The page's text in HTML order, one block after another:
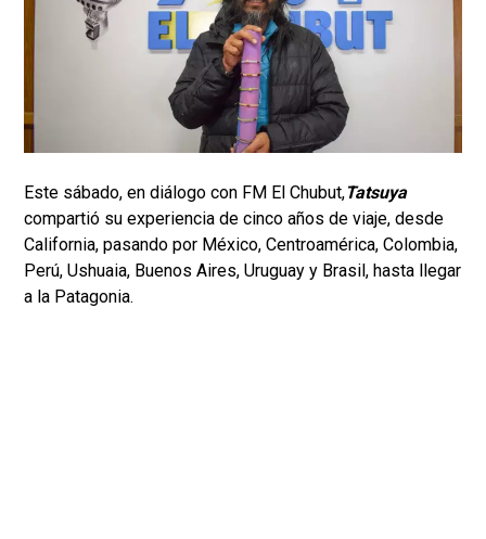
Este sábado, en diálogo con FM El Chubut,Tatsuya
compartió su experiencia de cinco años de viaje, desde
California, pasando por México, Centroamérica, Colombia,
Perú, Ushuaia, Buenos Aires, Uruguay y Brasil, hasta llegar
a la Patagonia.